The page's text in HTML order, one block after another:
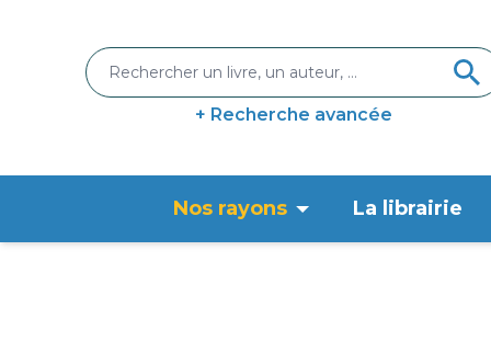
+ Recherche avancée
Nos rayons La librairie